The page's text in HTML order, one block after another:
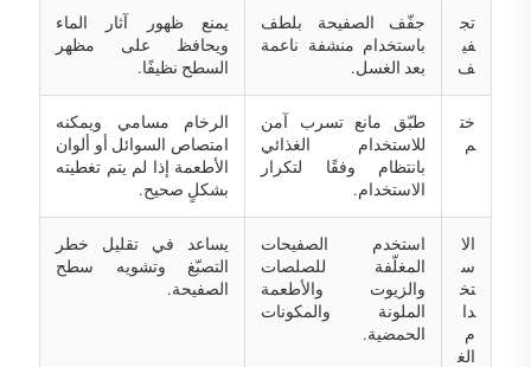
تج
في
ف
جفّف الصفيحة بلطف
باستخدام منشفة ناعمة
بعد الغسل.
يمنع ظهور آثار الماء
ويحافظ على مظهر
السطح نظيفًا.
خت
م
طبّق مانع تسرب آمن
للاستخدام الغذائي
بانتظام وفقًا لتكرار
الاستخدام.
الرخام مسامي ويمكنه
امتصاص السوائل أو ألوان
الأطعمة إذا لم يتم تغطيته
بشكلٍ صحيح.
الا
س
تخ
دا
م
الغ
استخدم الصفيحات
المغلّفة للصلصات
والزيوت والأطعمة
الملونة والمكونات
الحمضية.
يساعد في تقليل خطر
التصبّغ وتشويه سطح
الصفيحة.